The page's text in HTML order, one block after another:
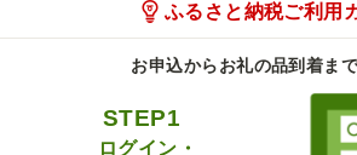
ふるさと納税ご利用
お申込からお礼の品到着ま
STEP1
ログイン・